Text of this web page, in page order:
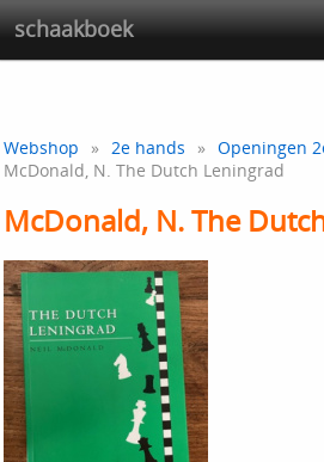
schaakboek
Webshop » 2e hands » Openingen
McDonald, N. The Dutch Leningrad
McDonald, N. The